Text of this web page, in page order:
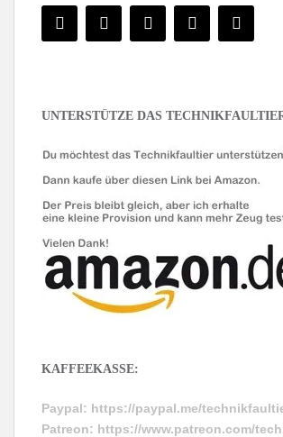
UNTERSTÜTZE DAS
KAFFEEKASSE:
Paypal: https://paypal.me/
Patreon: https://www.patreon.com/